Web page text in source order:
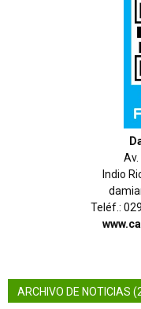
Indio
Teléf.:
ARCHIVO DE NOTICIAS